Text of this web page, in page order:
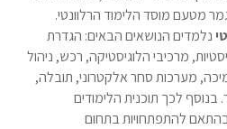
מטעם מוסד הלימוד הרלוונטי.
נלמדים הנושאים הבאים: הגדרת
מרכיבי הלוגיסטיקה, רכש, ניהול
מערכות סחר אלקטרוני, תובלה,
לכך תוכנית הלימודים
להתפתחויות בתחום